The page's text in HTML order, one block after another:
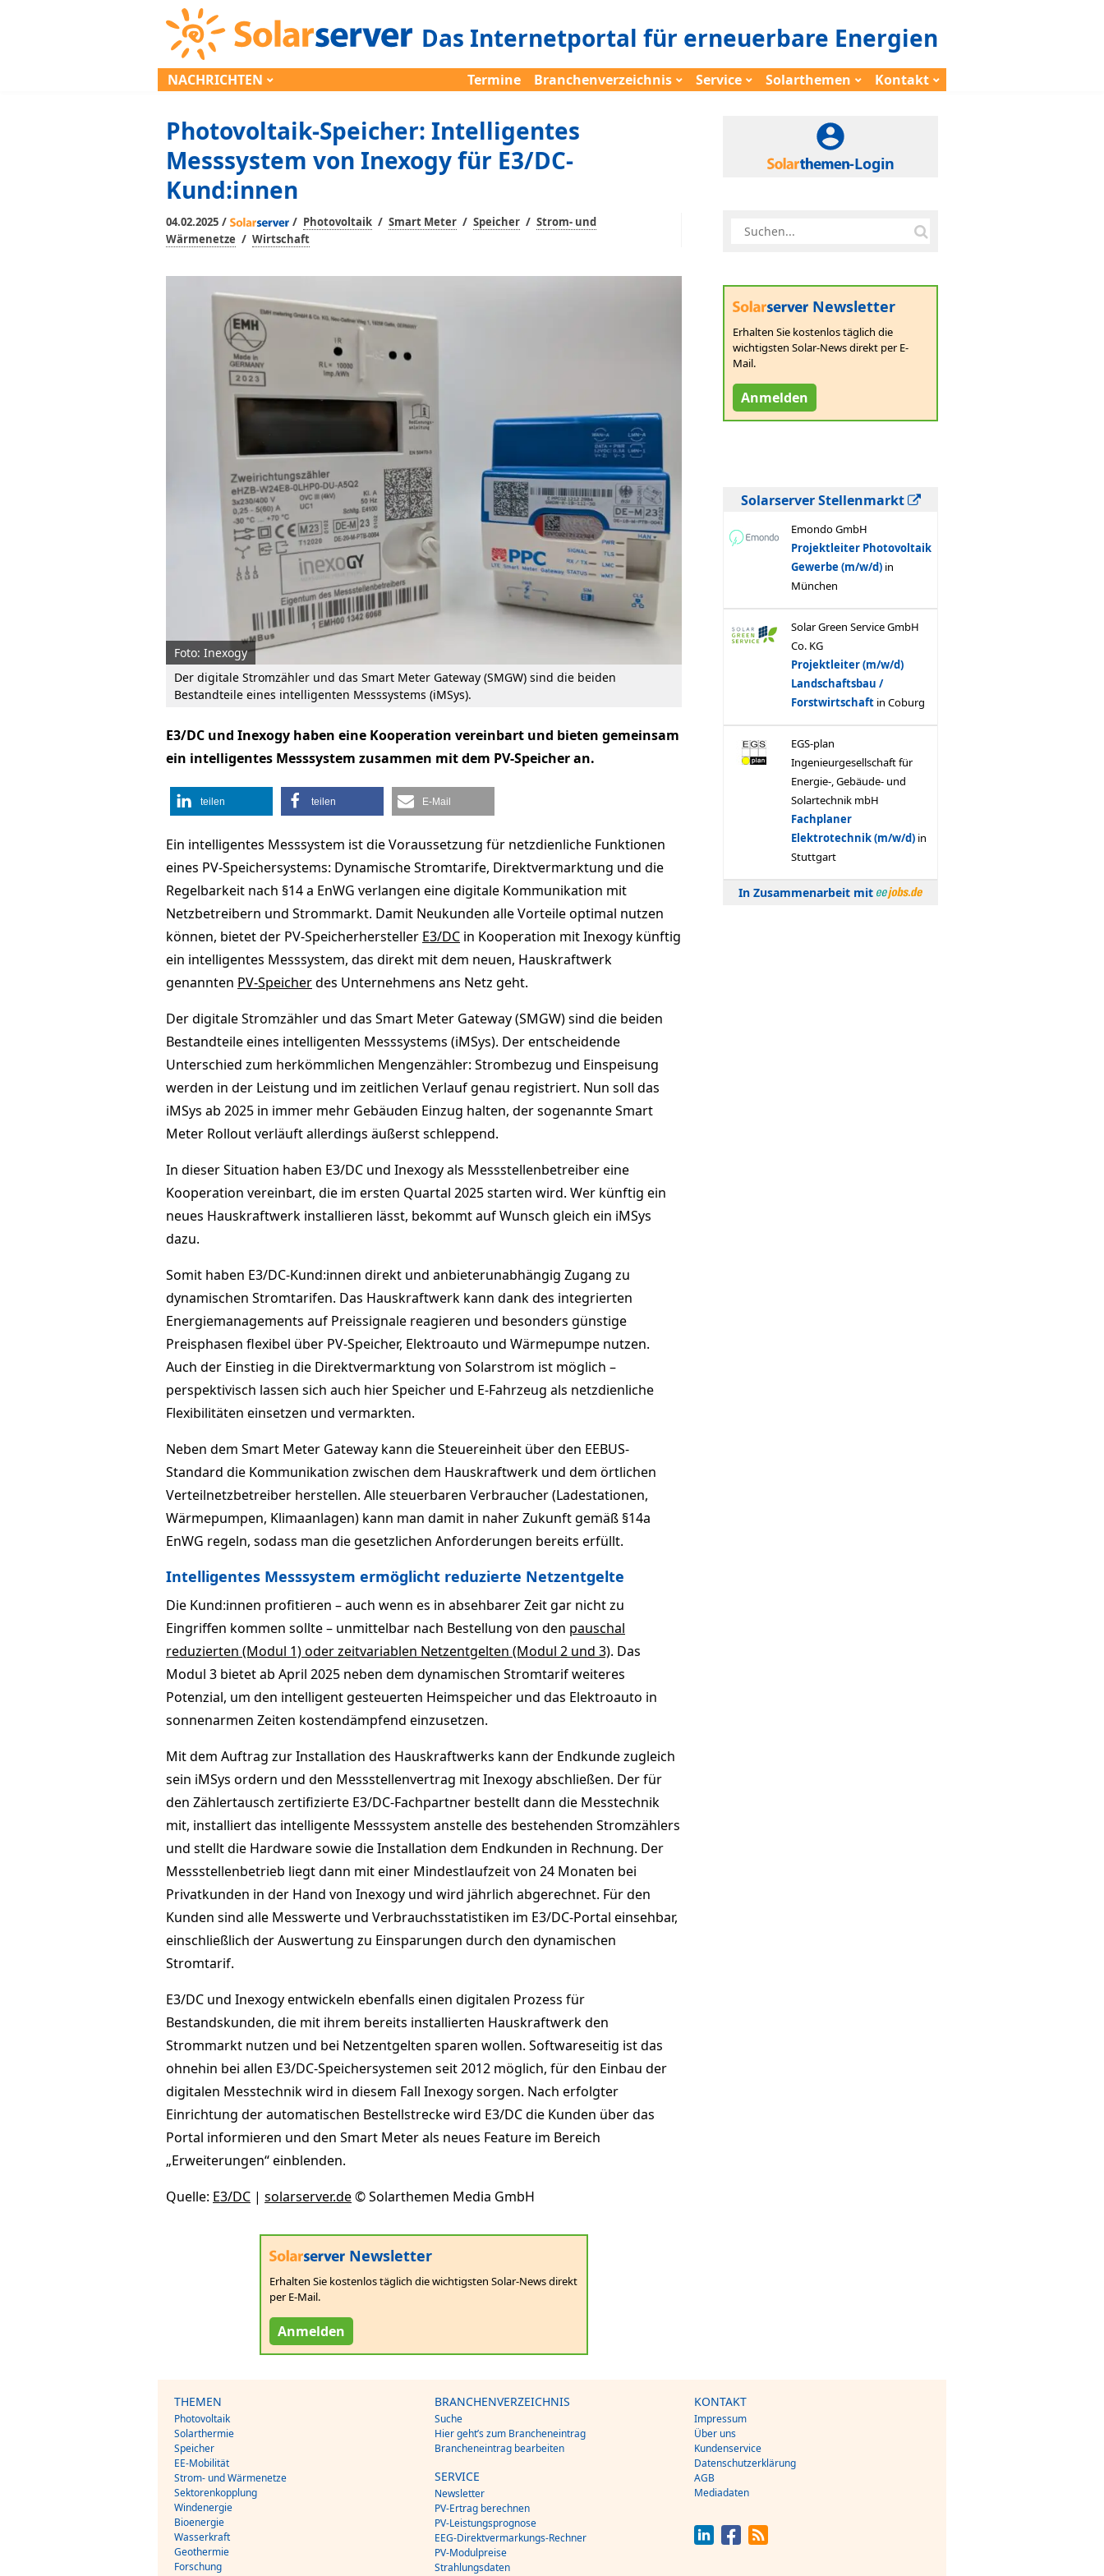
Das Internetportal für erneuerbare Energien
NACHRICHTEN Termine Branchenverzeichnis Service Solarthemen Kontakt
Photovoltaik-Speicher: Intelligentes
Messsystem von Inexogy für E3/DC-
Kund:innen
04.02.2025 / / Photovoltaik / Smart Meter / Speicher / Strom- und
Wärmenetze / Wirtschaft
Foto: Inexogy
Der digitale Stromzähler und das Smart Meter Gateway (SMGW) sind die beiden
Bestandteile eines intelligenten Messsystems (iMSys).
E3/DC und Inexogy haben eine Kooperation vereinbart und bieten gemeinsam
ein intelligentes Messsystem zusammen mit dem PV-Speicher an.
teilen teilen E-Mail
Ein intelligentes Messsystem ist die Voraussetzung für netzdienliche Funktionen
eines PV-Speichersystems: Dynamische Stromtarife, Direktvermarktung und die
Regelbarkeit nach §14 a EnWG verlangen eine digitale Kommunikation mit
Netzbetreibern und Strommarkt. Damit Neukunden alle Vorteile optimal nutzen
können, bietet der PV-Speicherhersteller E3/DC in Kooperation mit Inexogy künftig
ein intelligentes Messsystem, das direkt mit dem neuen, Hauskraftwerk
genannten PV-Speicherdes Unternehmens ans Netz geht.
Der digitale Stromzähler und das Smart Meter Gateway (SMGW) sind die beiden
Bestandteile eines intelligenten Messsystems (iMSys). Der entscheidende
Unterschied zum herkömmlichen Mengenzähler: Strombezug und Einspeisung
werden in der Leistung und im zeitlichen Verlauf genau registriert. Nun soll das
iMSys ab 2025 in immer mehr Gebäuden Einzug halten, der sogenannte Smart
Meter Rollout verläuft allerdings äußerst schleppend.
In dieser Situation haben E3/DC und Inexogy als Messstellenbetreiber eine
Kooperation vereinbart, die im ersten Quartal 2025 starten wird. Wer künftig ein
neues Hauskraftwerk installieren lässt, bekommt auf Wunsch gleich ein iMSys
dazu.
Somit haben E3/DC-Kund:innen direkt und anbieterunabhängig Zugang zu
dynamischen Stromtarifen. Das Hauskraftwerk kann dank des integrierten
Energiemanagements auf Preissignale reagieren und besonders günstige
Preisphasen flexibel über PV-Speicher, Elektroauto und Wärmepumpe nutzen.
Auch der Einstieg in die Direktvermarktung von Solarstrom ist möglich –
perspektivisch lassen sich auch hier Speicher und E-Fahrzeug als netzdienliche
Flexibilitäten einsetzen und vermarkten.
Neben dem Smart Meter Gateway kann die Steuereinheit über den EEBUS-
Standard die Kommunikation zwischen dem Hauskraftwerk und dem örtlichen
Verteilnetzbetreiber herstellen. Alle steuerbaren Verbraucher (Ladestationen,
Wärmepumpen, Klimaanlagen) kann man damit in naher Zukunft gemäß §14a
EnWG regeln, sodass man die gesetzlichen Anforderungen bereits erfüllt.
Intelligentes Messsystem ermöglicht reduzierte Netzentgelte
Die Kund:innen profitieren – auch wenn es in absehbarer Zeit gar nicht zu
Eingriffen kommen sollte – unmittelbar nach Bestellung von den pauschal
reduzierten (Modul 1) oder zeitvariablen Netzentgelten (Modul 2 und 3). Das
Modul 3 bietet ab April 2025 neben dem dynamischen Stromtarif weiteres
Potenzial, um den intelligent gesteuerten Heimspeicher und das Elektroauto in
sonnenarmen Zeiten kostendämpfend einzusetzen.
Mit dem Auftrag zur Installation des Hauskraftwerks kann der Endkunde zugleich
sein iMSys ordern und den Messstellenvertrag mit Inexogy abschließen. Der für
den Zählertausch zertifizierte E3/DC-Fachpartner bestellt dann die Messtechnik
mit, installiert das intelligente Messsystem anstelle des bestehenden Stromzählers
und stellt die Hardware sowie die Installation dem Endkunden in Rechnung. Der
Messstellenbetrieb liegt dann mit einer Mindestlaufzeit von 24 Monaten bei
Privatkunden in der Hand von Inexogy und wird jährlich abgerechnet. Für den
Kunden sind alle Messwerte und Verbrauchsstatistiken im E3/DC-Portal einsehbar,
einschließlich der Auswertung zu Einsparungen durch den dynamischen
Stromtarif.
E3/DC und Inexogy entwickeln ebenfalls einen digitalen Prozess für
Bestandskunden, die mit ihrem bereits installierten Hauskraftwerk den
Strommarkt nutzen und bei Netzentgelten sparen wollen. Softwareseitig ist das
ohnehin bei allen E3/DC-Speichersystemen seit 2012 möglich, für den Einbau der
digitalen Messtechnik wird in diesem Fall Inexogy sorgen. Nach erfolgter
Einrichtung der automatischen Bestellstrecke wird E3/DC die Kunden über das
Portal informieren und den Smart Meter als neues Feature im Bereich
„Erweiterungen“ einblenden.
Quelle: E3/DC | solarserver.de© Solarthemen Media GmbH
Newsletter
Erhalten Sie kostenlos täglich die wichtigsten Solar-News direkt
per E-Mail.
Anmelden
-Login
Newsletter
Erhalten Sie kostenlos täglich die
wichtigsten Solar-News direkt per E-
Mail.
Anmelden
Solarserver Stellenmarkt
In Zusammenarbeit mit
THEMEN
Photovoltaik
Solarthermie
Speicher
EE-Mobilität
Strom- und Wärmenetze
Sektorenkopplung
Windenergie
Bioenergie
Wasserkraft
Geothermie
Forschung
BRANCHENVERZEICHNIS
Suche
Hier geht’s zum Brancheneintrag
Brancheneintrag bearbeiten
SERVICE
Newsletter
PV-Ertrag berechnen
PV-Leistungsprognose
EEG-Direktvermarkungs-Rechner
PV-Modulpreise
Strahlungsdaten
KONTAKT
Impressum
Über uns
Kundenservice
Datenschutzerklärung
AGB
Mediadaten